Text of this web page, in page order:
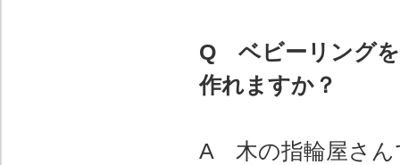
Q ベビーリングを
作れますか？
A 木の指輪屋さん